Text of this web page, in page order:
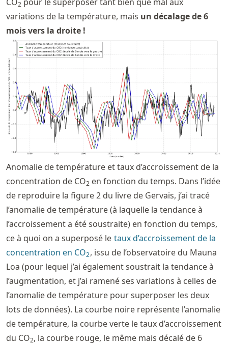
2
variations de la température, mais un décalage de 6
mois vers la droite !
Anomalie de température et taux d’accroissement de la
concentration de CO2 en fonction du temps. Dans l’idée
de reproduire la figure 2 du livre de Gervais, j’ai tracé
l’anomalie de température (à laquelle la tendance à
l’accroissement a été soustraite) en fonction du temps,
ce à quoi on a superposé le taux d’accroissement de la
concentration en CO2, issu de l’observatoire du Mauna
Loa (pour lequel j’ai également soustrait la tendance à
l’augmentation, et j’ai ramené ses variations à celles de
l’anomalie de température pour superposer les deux
lots de données). La courbe noire représente l’anomalie
de température, la courbe verte le taux d’accroissement
du CO2, la courbe rouge, le même mais décalé de 6